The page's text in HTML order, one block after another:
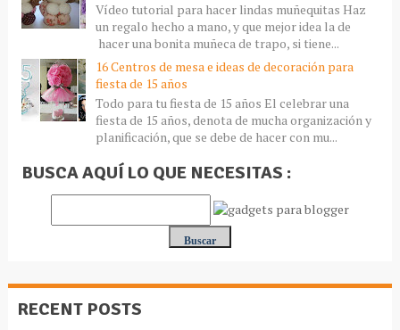
Vídeo tutorial para hacer lindas muñequitas Haz
un regalo hecho a mano, y que mejor idea la de
hacer una bonita muñeca de trapo, si tiene...
16 Centros de mesa e ideas de decoración para
fiesta de 15 años
Todo para tu fiesta de 15 años El celebrar una
fiesta de 15 años, denota de mucha organización y
planificación, que se debe de hacer con mu...
BUSCA AQUÍ LO QUE NECESITAS :
RECENT POSTS